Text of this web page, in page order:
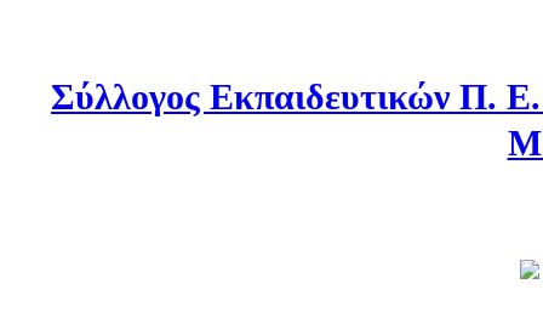
Σύλλογος Εκπαιδευτικών Π.